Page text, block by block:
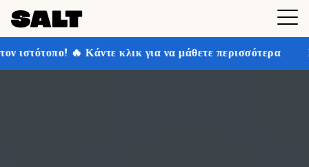
κλικ για να μάθετε περισσότερα Κερδίστε έως και